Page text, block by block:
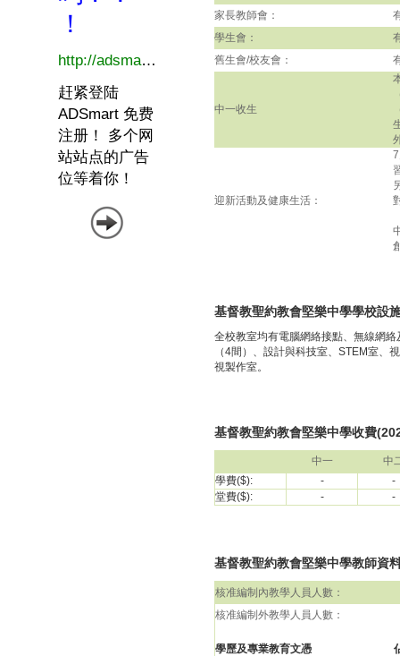
家長教師會：
學生會：
舊生會/校友會：
中一收生
迎新活動及健康生活：
基督教聖約教會堅樂中學學校設
全校教室均有電腦網絡接點、無線網
（4間）、設計與科技室、STEM室、
視製作室。
基督教聖約教會堅樂中學收費
中一
中
學費($):
-
-
堂費($):
- -
基督教聖約教會堅樂中學教師資
核准編制內教學人員人數：
核准編制外教學人員人數：
學歷及專業教育文憑